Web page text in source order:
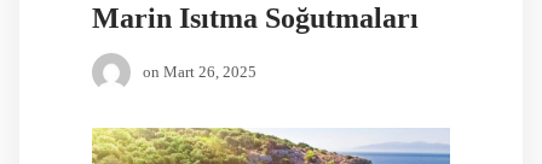
Marin Isıtma Soğutmaları
on Mart 26, 2025